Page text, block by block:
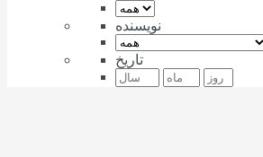
نویسنده
تاریخ